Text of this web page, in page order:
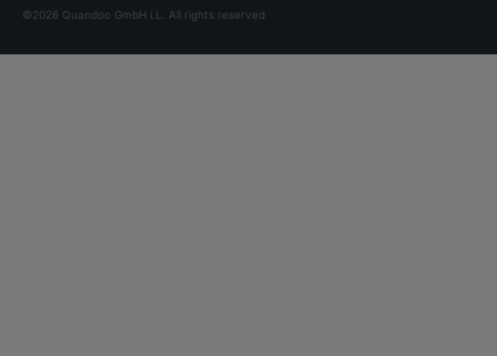
©2026 Quandoo GmbH i.L. All rights reserved